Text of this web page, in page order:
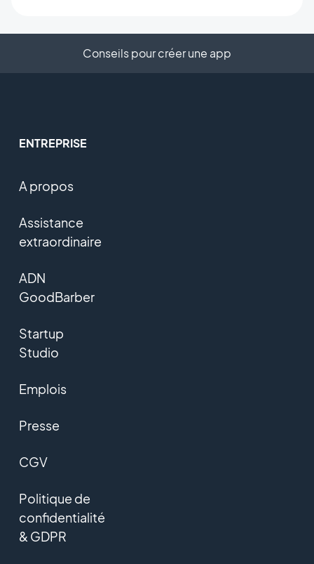
Conseils pour créer une app
ENTREPRISE
A propos
Assistance
extraordinaire
ADN
GoodBarber
Startup
Studio
Emplois
Presse
CGV
Politique de
confidentialité
& GDPR